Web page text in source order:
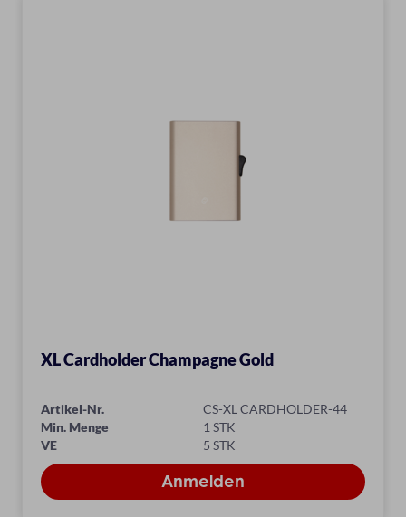
XL Cardholder Champagne Gold
Artikel-Nr.
CS-XL CARDHOLDER-44
Min. Menge
1 STK
VE
5 STK